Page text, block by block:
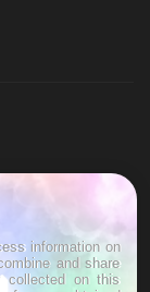
information on
and share
collected on this